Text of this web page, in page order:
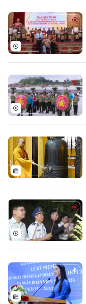
Chuyên mục
Thời sự
Hà Nội
Chính trị
Xã hội
An ninh trật tự
Hà Nội
Nhịp sống Hà Nội
Người Hà Nội
Khoảnh khắc Hà Nội
Ẩm thực
Tin tức
Quân sự
Người Việt 4 phương
Kinh tế
Tin tức
Cafe sáng
Tài chính Ngân hàng
Nhà đất
Tin tức
Đầu tư
Tàu và Xe
Ô tô
Giáo dục